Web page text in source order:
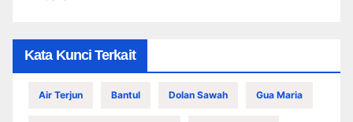
Kata Kunci Terkait
Air Terjun Bantul Dolan Sawah Gua Maria